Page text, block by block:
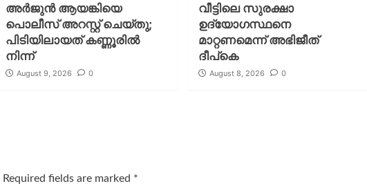
അർജുൻ ആയങ്കിയെ
പൊലീസ് അറസ്റ്റ് ചെയ്‌തു;
പിടിയിലായത് കണ്ണൂരിൽ
നിന്ന്
August 9, 2026 0
വീട്ടിലെ സുരക്ഷാ
ഉദ്യോഗസ്ഥനെ
മാറ്റണമെന്ന് അഭിജീത്
ദീപ്‌കെ
August 8, 2026 0
Required fields are marked *